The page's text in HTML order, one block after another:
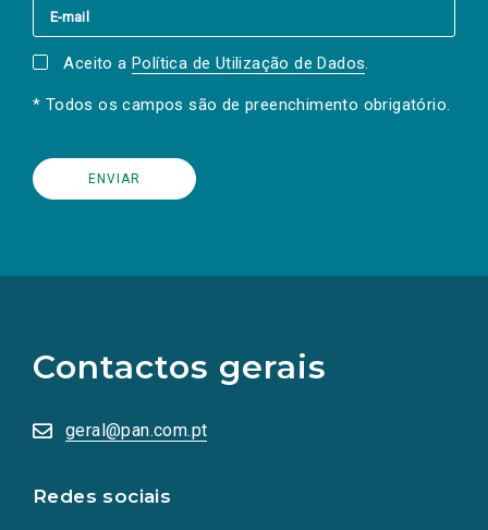
Aceito a Política de Utilização de Dados.
* Todos os campos são de preenchimento obrigatório.
Contactos gerais
geral@pan.com.pt
Redes sociais
redes
sociais
numa
nova